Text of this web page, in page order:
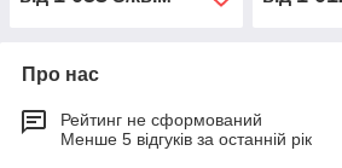
Про нас
Рейтинг не сформований
Менше 5 відгуків за останній рік